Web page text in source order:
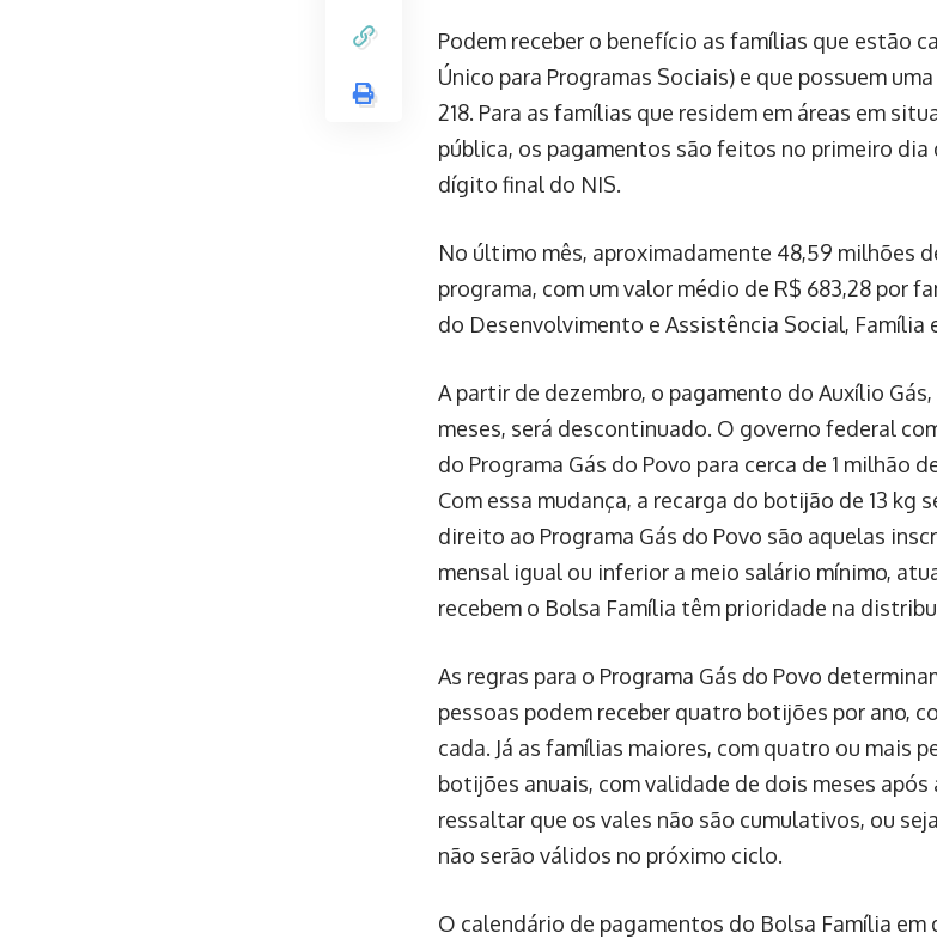
Podem receber o benefício as famílias que estão
Único para Programas Sociais) e que possuem
218. Para as famílias que residem em áreas em
pública, os pagamentos são feitos no primeiro
dígito final do NIS.
No último mês, aproximadamente 48,59 milhões
programa, com um valor médio de R$ 683,28 por
do Desenvolvimento e Assistência Social, Família
A partir de dezembro, o pagamento do Auxílio
meses, será descontinuado. O governo federal
do Programa Gás do Povo para cerca de 1 milhão
Com essa mudança, a recarga do botijão de 13 kg
direito ao Programa Gás do Povo são aquelas
mensal igual ou inferior a meio salário mínimo,
recebem o Bolsa Família têm prioridade na
As regras para o Programa Gás do Povo
pessoas podem receber quatro botijões por ano,
cada. Já as famílias maiores, com quatro ou mais
botijões anuais, com validade de dois meses
ressaltar que os vales não são cumulativos, ou
não serão válidos no próximo ciclo.
O calendário de pagamentos do Bolsa Família em